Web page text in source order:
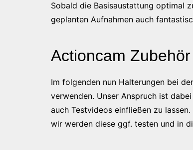
Sobald die Basisaustattung optimal
geplanten Aufnahmen auch
Actioncam Zubehör
Im folgenden nun Halterungen bei
verwenden. Unser Anspruch ist
auch Testvideos einfließen zu
wir werden diese ggf. testen und in